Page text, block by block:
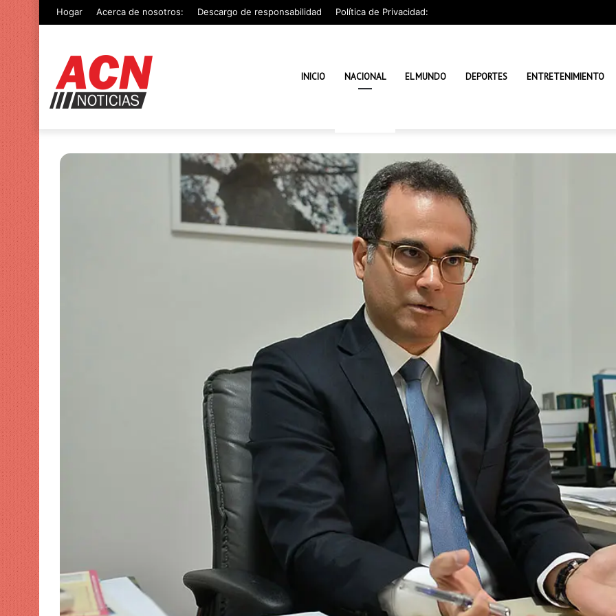
Hogar Acerca de nosotros: Descargo de responsabilidad Política de Privacidad:
INICIO NACIONAL EL MUNDO DEPORTES ENTRETENIMIENTO